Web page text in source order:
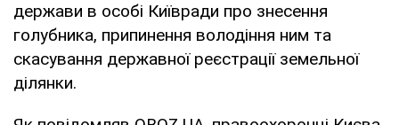
держави в особі Київради про знесення
голубника, припинення володіння ним та
скасування державної реєстрації земельної
ділянки.